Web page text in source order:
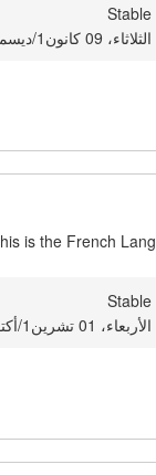
Stable
الثلاثاء، 09 كانون1/ديسمبر 2014 23:00
is the French
Stable
الأربعاء، 01 تشرين1/أكتوير 2014 23:00